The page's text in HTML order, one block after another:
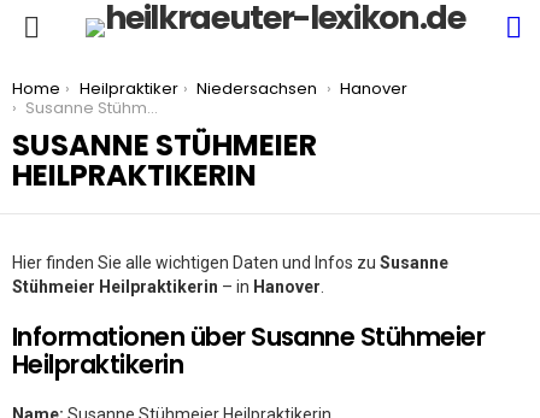
You are here:
Home Heilpraktiker Niedersachsen
Hanover
Susanne Stühmeier Heilpraktikerin
SUSANNE STÜHMEIER
HEILPRAKTIKERIN
Hier finden Sie alle wichtigen Daten und Infos zu Susanne
Stühmeier Heilpraktikerin – in Hanover
Informationen über Susanne Stühmeier
Heilpraktikerin